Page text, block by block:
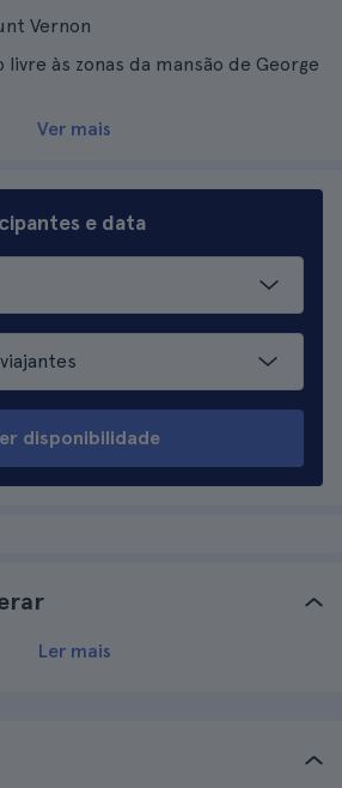
Vernon
às zonas da mansão de George
Ver mais
e data
disponibilidade
Ler mais